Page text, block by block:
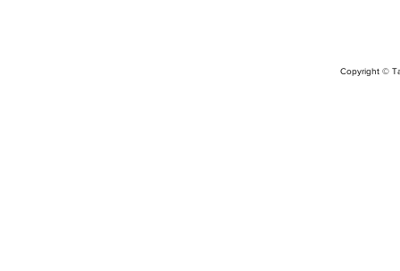
Copyright ©